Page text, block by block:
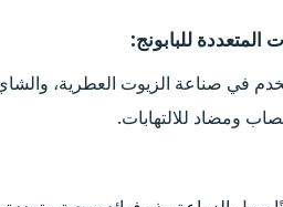
المتعددة للبابونج:​
في صناعة الزيوت العطرية،
ومضاد للالتهابات.